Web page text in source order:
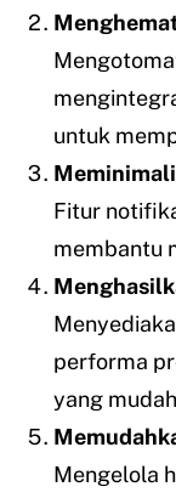
untuk
Fitur
membantu
performa
yang
Mengelola